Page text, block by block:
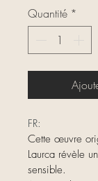
Quantité *
FR:
Cette œuvre
Laurca révèle
sensible.